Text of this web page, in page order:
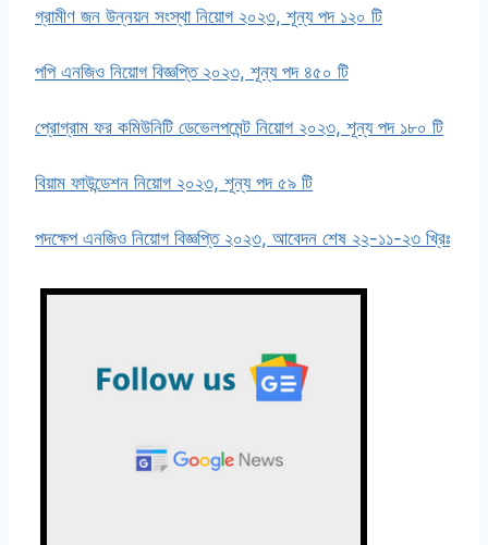
গ্রামীণ জন উন্নয়ন সংস্থা নিয়োগ ২০২৩, শূন্য পদ ১২০ টি
পপি এনজিও নিয়োগ বিজ্ঞপ্তি ২০২৩, শূন্য পদ ৪৫০ টি
প্রোগ্রাম ফর কমিউনিটি ডেভেলপমেন্ট নিয়োগ ২০২৩, শূন্য পদ ১৮০ টি
বিয়াম ফাউন্ডেশন নিয়োগ ২০২৩, শূন্য পদ ৫৯ টি
পদক্ষেপ এনজিও নিয়োগ বিজ্ঞপ্তি ২০২৩, আবেদন শেষ ২২-১১-২৩ খ্রিঃ